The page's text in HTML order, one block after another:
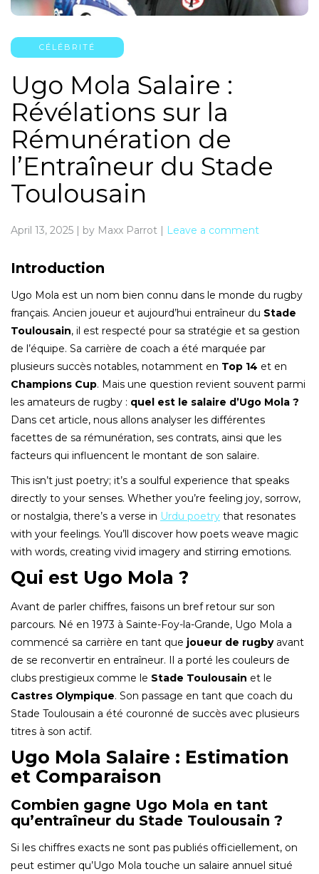
CÉLÉBRITÉ
Ugo Mola Salaire :
Révélations sur la
Rémunération de
l’Entraîneur du Stade
Toulousain
April 13, 2025 | by Maxx Parrot | Leave a comment
Introduction
Ugo Mola est un nom bien connu dans le monde du rugby
français. Ancien joueur et aujourd’hui entraîneur du Stade
Toulousain, il est respecté pour sa stratégie et sa gestion
de l’équipe. Sa carrière de coach a été marquée par
plusieurs succès notables, notamment en Top 14 et en
Champions Cup. Mais une question revient souvent parmi
les amateurs de rugby : quel est le salaire d’Ugo Mola ?
Dans cet article, nous allons analyser les différentes
facettes de sa rémunération, ses contrats, ainsi que les
facteurs qui influencent le montant de son salaire.
This isn’t just poetry; it’s a soulful experience that speaks
directly to your senses. Whether you’re feeling joy, sorrow,
or nostalgia, there’s a verse in Urdu poetry that resonates
with your feelings. You’ll discover how poets weave magic
with words, creating vivid imagery and stirring emotions.
Qui est Ugo Mola ?
Avant de parler chiffres, faisons un bref retour sur son
parcours. Né en 1973 à Sainte-Foy-la-Grande, Ugo Mola a
commencé sa carrière en tant que joueur de rugbyavant
de se reconvertir en entraîneur. Il a porté les couleurs de
clubs prestigieux comme le Stade Toulousain et le
Castres Olympique. Son passage en tant que coach du
Stade Toulousain a été couronné de succès avec plusieurs
titres à son actif.
Ugo Mola Salaire : Estimation
et Comparaison
Combien gagne Ugo Mola en tant
qu’entraîneur du Stade Toulousain ?
Si les chiffres exacts ne sont pas publiés officiellement, on
peut estimer qu’Ugo Mola touche un salaire annuel situé